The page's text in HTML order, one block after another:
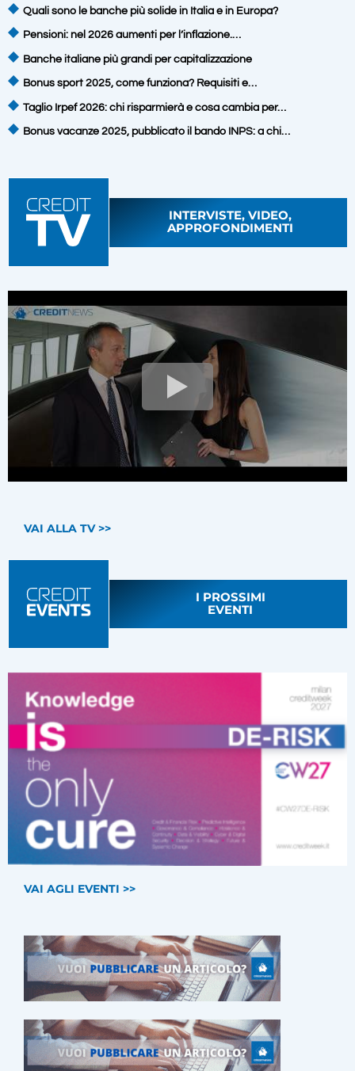
Quali sono le banche più solide in Italia e in Europa?
Pensioni: nel 2026 aumenti per l’inflazione.…
Banche italiane più grandi per capitalizzazione
Bonus sport 2025, come funziona? Requisiti e…
Taglio Irpef 2026: chi risparmierà e cosa cambia per…
Bonus vacanze 2025, pubblicato il bando INPS: a chi…
INTERVISTE, VIDEO,
APPROFONDIMENTI
VAI ALLA TV >>
I PROSSIMI
EVENTI
VAI AGLI EVENTI >>